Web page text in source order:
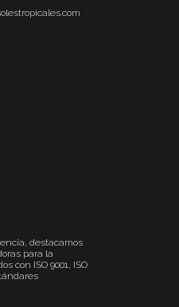
destacamos
para la
con ISO 9001, ISO